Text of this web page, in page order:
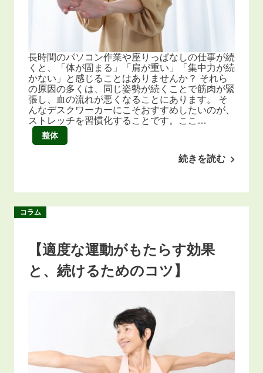
長時間のパソコン作業や座りっぱなしの仕事が続
くと、「体が固まる」「肩が重い」「集中力が続
かない」と感じることはありませんか？ それら
の原因の多くは、同じ姿勢が続くことで筋肉が緊
張し、血の流れが悪くなることにあります。 そ
んなデスクワーカーにこそおすすめしたいのが、
ストレッチを習慣化することです。ここ…
整体
続きを読む
コラム
【適度な運動がもたらす効果
と、続けるためのコツ】